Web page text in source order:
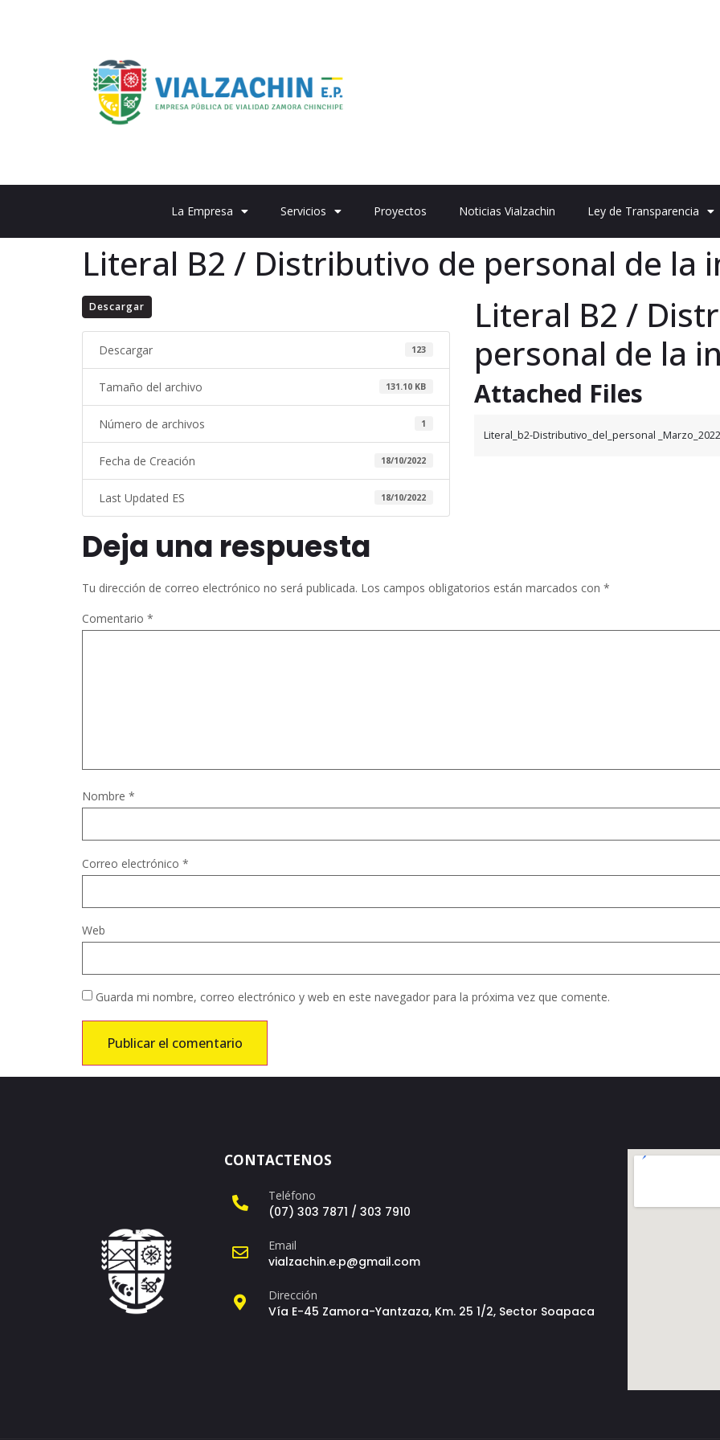
La Empresa Servicios Proyectos Noticias Vialzachin Ley de Transparencia
Literal B2 / Distributivo de personal de la
Descargar
Descargar 123
Tamaño del archivo 131.10 KB
Número de archivos 1
Fecha de Creación 18/10/2022
Last Updated ES 18/10/2022
Literal B2 /
personal de la
Attached Files
Literal_b2-Distributivo_del_personal
Deja una respuesta
Tu dirección de correo electrónico no será publicada. Los campos obligatorios están marcados con *
Comentario *
Nombre *
Correo electrónico *
Web
Guarda mi nombre, correo electrónico y web en este navegador para la próxima vez que comente.
CONTACTENOS
Teléfono
(07) 303 7871 / 303 7910
Email
vialzachin.e.p@gmail.com
Dirección
Vía E-45 Zamora-Yantzaza, Km. 25 1/2, Sector Soapaca